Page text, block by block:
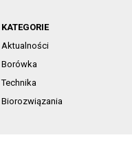
KATEGORIE
Aktualności
Borówka
Technika
Biorozwiązania